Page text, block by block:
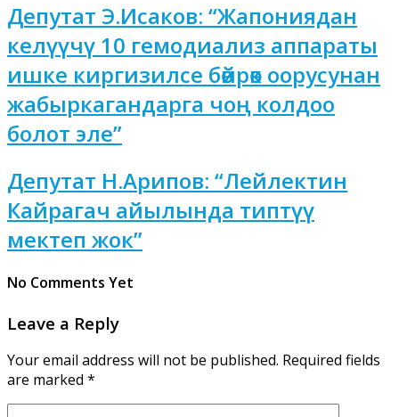
Депутат Э.Исаков: “Жапониядан
келүүчү 10 гемодиализ аппараты
ишке киргизилсе бөйрөк оорусунан
жабыркагандарга чоң колдоо
болот эле”
Депутат Н.Арипов: “Лейлектин
Кайрагач айылында типтүү
мектеп жок”
No Comments Yet
Leave a Reply
Your email address will not be published. Required fields
are marked *